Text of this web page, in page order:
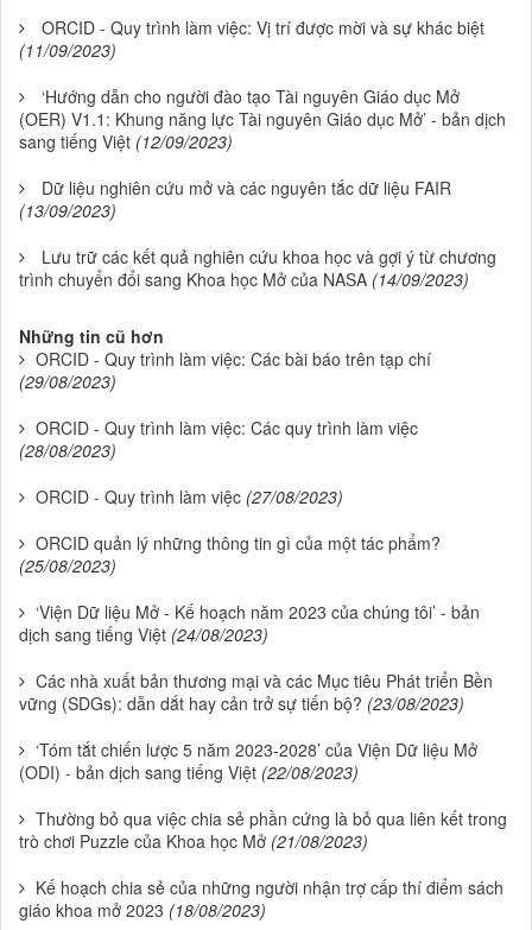
ORCID - Quy trình làm việc: Vị trí được mời và sự khác biệt
(11/09/2023)
‘Hướng dẫn cho người đào tạo Tài nguyên Giáo dục Mở
(OER) V1.1: Khung năng lực Tài nguyên Giáo dục Mở’ - bản dịch
sang tiếng Việt (12/09/2023)
Dữ liệu nghiên cứu mở và các nguyên tắc dữ liệu FAIR
(13/09/2023)
Lưu trữ các kết quả nghiên cứu khoa học và gợi ý từ chương
trình chuyển đổi sang Khoa học Mở của NASA (14/09/2023)
Những tin cũ hơn
ORCID - Quy trình làm việc: Các bài báo trên tạp chí
(29/08/2023)
ORCID - Quy trình làm việc: Các quy trình làm việc
(28/08/2023)
ORCID - Quy trình làm việc (27/08/2023)
ORCID quản lý những thông tin gì của một tác phẩm?
(25/08/2023)
‘Viện Dữ liệu Mở - Kế hoạch năm 2023 của chúng tôi’ - bản
dịch sang tiếng Việt (24/08/2023)
Các nhà xuất bản thương mại và các Mục tiêu Phát triển Bền
vững (SDGs): dẫn dắt hay cản trở sự tiến bộ? (23/08/2023)
‘Tóm tắt chiến lược 5 năm 2023-2028’ của Viện Dữ liệu Mở
(ODI) - bản dịch sang tiếng Việt (22/08/2023)
Thường bỏ qua việc chia sẻ phần cứng là bỏ qua liên kết trong
trò chơi Puzzle của Khoa học Mở (21/08/2023)
Kế hoạch chia sẻ của những người nhận trợ cấp thí điểm sách
giáo khoa mở 2023 (18/08/2023)